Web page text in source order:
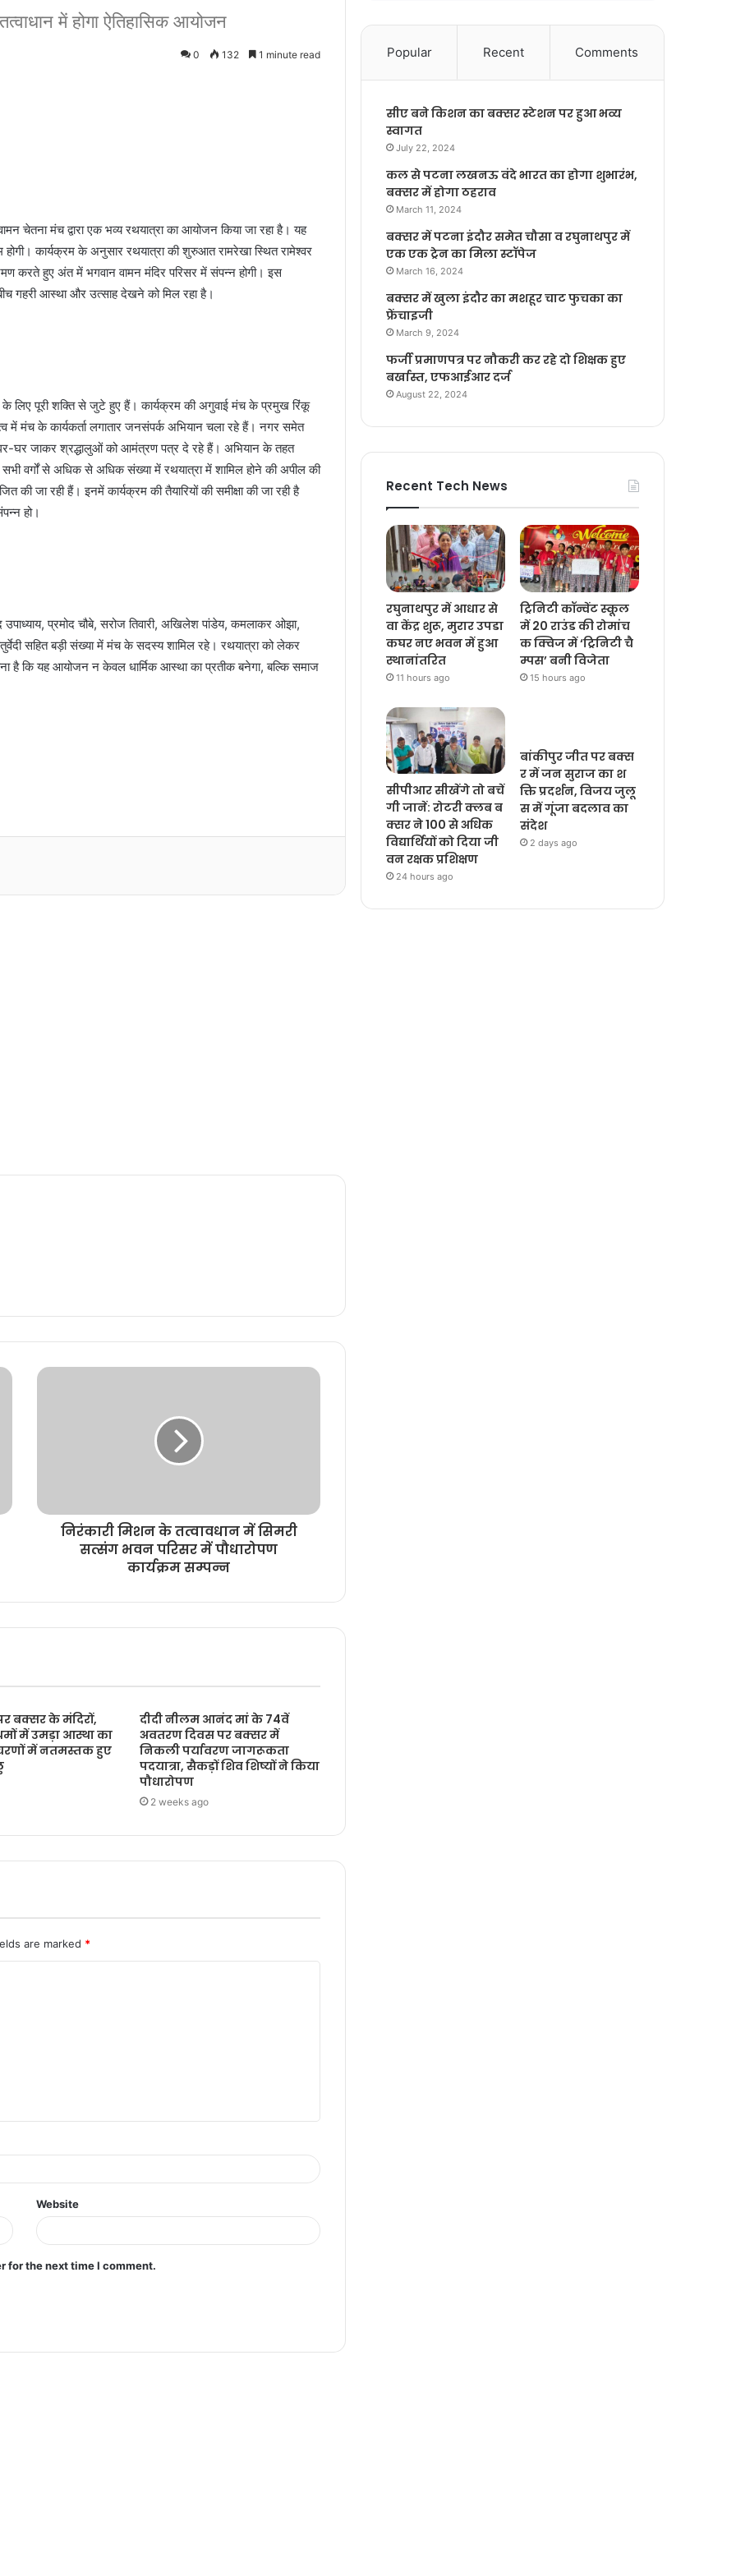
में होगा ऐतिहासिक आयोजन
0 132 1 minute read
चेतना मंच द्वारा एक भव्य रथयात्रा का आयोजन किया जा रहा है। यह
कार्यक्रम के अनुसार रथयात्रा की शुरुआत रामरेखा स्थित रामेश्वर
करते हुए अंत में भगवान वामन मंदिर परिसर में संपन्न होगी। इस
गहरी आस्था और उत्साह देखने को मिल रहा है।
के लिए पूरी शक्ति से जुटे हुए हैं। कार्यक्रम की अगुवाई मंच के प्रमुख रिंकू
में मंच के कार्यकर्ता लगातार जनसंपर्क अभियान चला रहे हैं। नगर समेत
घर-घर जाकर श्रद्धालुओं को आमंत्रण पत्र दे रहे हैं। अभियान के तहत
वर्गों से अधिक से अधिक संख्या में रथयात्रा में शामिल होने की अपील की
जा रही हैं। इनमें कार्यक्रम की तैयारियों की समीक्षा की जा रही है
हो।
प्रमोद चौबे, सरोज तिवारी, अखिलेश पांडेय, कमलाकर ओझा,
सहित बड़ी संख्या में मंच के सदस्य शामिल रहे। रथयात्रा को लेकर
है कि यह आयोजन न केवल धार्मिक आस्था का प्रतीक बनेगा, बल्कि समाज
निरंकारी मिशन के तत्वावधान में सिमरी
सत्संग भवन परिसर में पौधारोपण
कार्यक्रम सम्पन्न
बक्सर के मंदिरों,
में उमड़ा आस्था का
में नतमस्तक हुए
दीदी नीलम आनंद मां के 74वें
अवतरण दिवस पर बक्सर में
निकली पर्यावरण जागरूकता
पदयात्रा, सैकड़ों शिव शिष्यों ने किया
पौधारोपण
2 weeks ago
are marked *
Website
for the next time I comment.
Popular Recent Comments
सीए बने किशन का बक्सर स्टेशन पर हुआ भव्य
स्वागत
July 22, 2024
कल से पटना लखनऊ वंदे भारत का होगा शुभारंभ,
बक्सर में होगा ठहराव
March 11, 2024
बक्सर में पटना इंदौर समेत चौसा व रघुनाथपुर में
एक एक ट्रेन का मिला स्टॉपेज
March 16, 2024
बक्सर में खुला इंदौर का मशहूर चाट फुचका का
फ्रेंचाइजी
March 9, 2024
फर्जी प्रमाणपत्र पर नौकरी कर रहे दो शिक्षक हुए
बर्खास्त, एफआईआर दर्ज
August 22, 2024
Recent Tech News
रघुनाथपुर में आधार से
वा केंद्र शुरू, मुरार उपडा
कघर नए भवन में हुआ
स्थानांतरित
11 hours ago
ट्रिनिटी कॉन्वेंट स्कूल
में 20 राउंड की रोमांच
क क्विज में ‘ट्रिनिटी चै
म्पस’ बनी विजेता
15 hours ago
सीपीआर सीखेंगे तो बचें
गी जानें: रोटरी क्लब ब
क्सर ने 100 से अधिक
विद्यार्थियों को दिया जी
वन रक्षक प्रशिक्षण
24 hours ago
बांकीपुर जीत पर बक्स
र में जन सुराज का श
क्ति प्रदर्शन, विजय जुलू
स में गूंजा बदलाव का
संदेश
2 days ago